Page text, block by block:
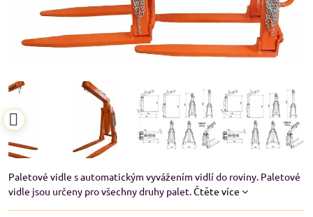
Paletové vidle s automatickým vyvážením vidlí do roviny. Paletové
vidle jsou určeny pro všechny druhy palet.Čtěte více